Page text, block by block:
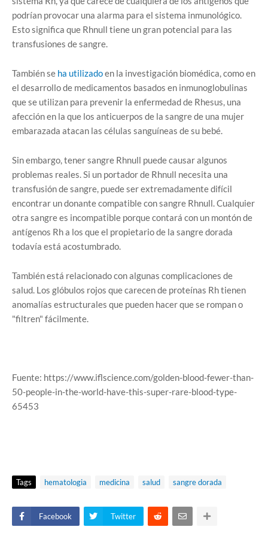
podrían provocar una alarma para el sistema inmunológico.
Esto significa que Rhnull tiene un gran potencial para las
transfusiones de sangre.
También se ha utilizadoen la investigación biomédica, como en
el desarrollo de medicamentos basados ​​en inmunoglobulinas
que se utilizan para prevenir la enfermedad de Rhesus, una
afección en la que los anticuerpos de la sangre de una mujer
embarazada atacan las células sanguíneas de su bebé.
Sin embargo, tener sangre Rhnull puede causar algunos
problemas reales. Si un portador de Rhnull necesita una
transfusión de sangre, puede ser extremadamente difícil
encontrar un donante compatible con sangre Rhnull. Cualquier
otra sangre es incompatible porque contará con un montón de
antígenos Rh a los que el propietario de la sangre dorada
todavía está acostumbrado.
También está relacionado con algunas complicaciones de
salud. Los glóbulos rojos que carecen de proteínas Rh tienen
anomalías estructurales que pueden hacer que se rompan o
"filtren" fácilmente.
Fuente: https://www.iflscience.com/golden-blood-fewer-than-
50-people-in-the-world-have-this-super-rare-blood-type-
65453
Tags hematologia medicina salud sangre dorada
Facebook Twitter